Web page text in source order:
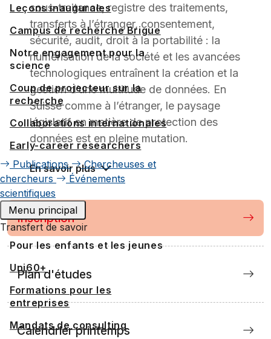
Leçons inaugurales
Campus de recherche Brigue
Notre engagement pour la
science
Coup de projecteur sur la
recherche
Collaborations internationales
Early-career researchers
Publications
Chercheuses et
chercheurs
Événements
scientifiques
Menu principal
Transfert de savoir
Pour les enfants et les jeunes
Uni60+
Formations pour les
entreprises
Mandats de consulting
sous-traitance, registre des traitements,
transferts à l’étranger, consentement,
sécurité, audit, droit à la portabilité : la
numérisation de la société et les avancées
technologiques entraînent la création et la
gestion d’une multitude de données. En
Suisse comme à l’étranger, le paysage
législatif en matière de protection des
données est en pleine mutation.
En savoir plus
Inscription
Plan d'études
Calendrier printemps